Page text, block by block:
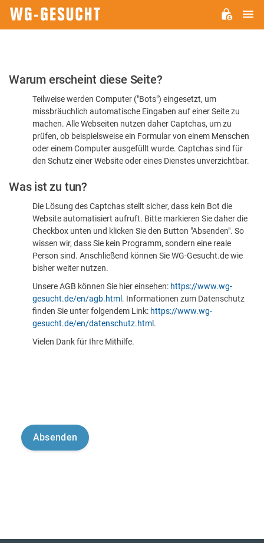
Bitte
dass
sind
Warum erscheint diese Seite?
Teilweise werden Computer ("Bots") eingesetzt, um
missbräuchlich automatische Eingaben auf einer Seite zu
machen. Alle Webseiten nutzen daher Captchas, um zu
prüfen, ob beispielsweise ein Formular von einem Menschen
oder einem Computer ausgefüllt wurde. Captchas sind für
den Schutz einer Website oder eines Dienstes unverzichtbar.
Was ist zu tun?
Die Lösung des Captchas stellt sicher, dass kein Bot die
Website automatisiert aufruft. Bitte markieren Sie daher die
Checkbox unten und klicken Sie den Button "Absenden". So
wissen wir, dass Sie kein Programm, sondern eine reale
Person sind. Anschließend können Sie WG-Gesucht.de wie
bisher weiter nutzen.
Unsere AGB können Sie hier einsehen: https://www.wg-
gesucht.de/en/agb.html . Informationen zum Datenschutz
finden Sie unter folgendem Link: https://www.wg-
gesucht.de/en/datenschutz.html .
Vielen Dank für Ihre Mithilfe.